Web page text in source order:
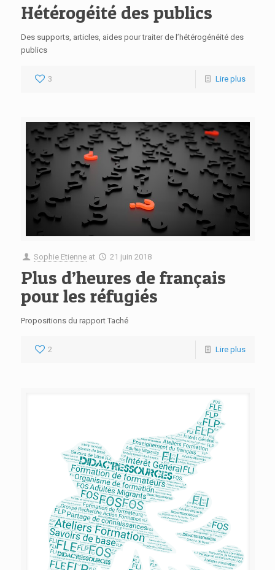
Hétérogéité des publics
Des supports, articles, aides pour traiter de l’hétérogénéité des
publics
3 Lire plus
Sophie Etienne at 21 juin 2018
Plus d’heures de français
pour les réfugiés
Propositions du rapport Taché
2 Lire plus